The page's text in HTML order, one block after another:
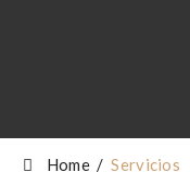
Home/Servicios